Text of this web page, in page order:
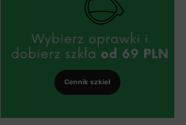
Cennik szkieł